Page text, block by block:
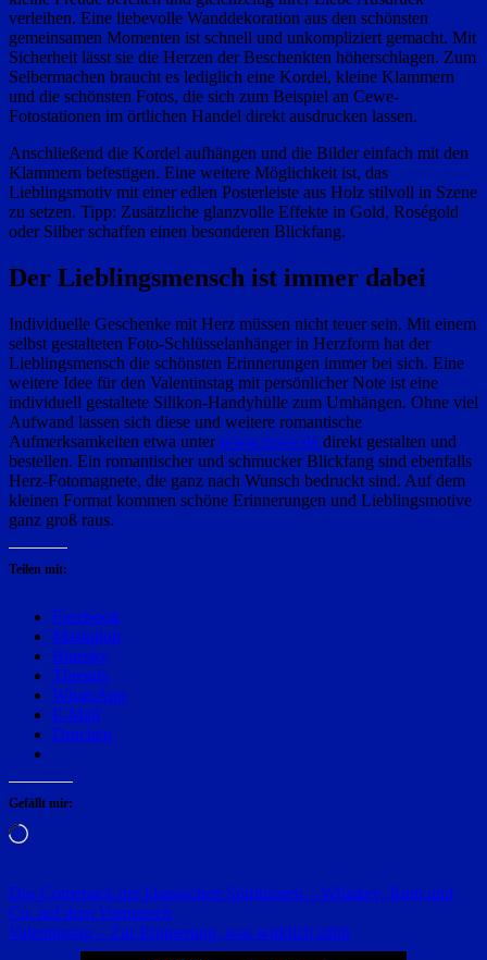
verleihen. Eine liebevolle Wanddekoration aus den schönsten
gemeinsamen Momenten ist schnell und unkompliziert gemacht. Mit
Sicherheit lässt sie die Herzen der Beschenkten höherschlagen. Zum
Selbermachen braucht es lediglich eine Kordel, kleine Klammern
und die schönsten Fotos, die sich zum Beispiel an Cewe-
Fotostationen im örtlichen Handel direkt ausdrucken lassen.
Anschließend die Kordel aufhängen und die Bilder einfach mit den
Klammern befestigen. Eine weitere Möglichkeit ist, das
Lieblingsmotiv mit einer edlen Posterleiste aus Holz stilvoll in Szene
zu setzen. Tipp: Zusätzliche glanzvolle Effekte in Gold, Roségold
oder Silber schaffen einen besonderen Blickfang.
Der Lieblingsmensch ist immer dabei
Individuelle Geschenke mit Herz müssen nicht teuer sein. Mit einem
selbst gestalteten Foto-Schlüsselanhänger in Herzform hat der
Lieblingsmensch die schönsten Erinnerungen immer bei sich. Eine
weitere Idee für den Valentinstag mit persönlicher Note ist eine
individuell gestaltete Silikon-Handyhülle zum Umhängen. Ohne viel
Aufwand lassen sich diese und weitere romantische
Aufmerksamkeiten etwa unterwww.cewe.de direkt gestalten und
bestellen. Ein romantischer und schmucker Blickfang sind ebenfalls
Herz-Fotomagnete, die ganz nach Wunsch bedruckt sind. Auf dem
kleinen Format kommen schöne Erinnerungen und Lieblingsmotive
ganz groß raus.
Teilen mit:
Facebook
Mastodon
Bluesky
Threads
WhatsApp
E-Mail
Drucken
Gefällt mir:
Wird
Beitragsnavigation
Das Comeback der klassischen Spirituosen – Whiskey, Rum und
Co. auf dem Vormarsch
Valentinstag – Zur Erinnerung, was wirklich zählt